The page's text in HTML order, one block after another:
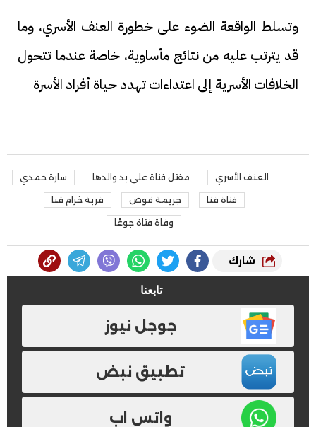
وتسلط الواقعة الضوء على خطورة العنف الأسري، وما
قد يترتب عليه من نتائج مأساوية، خاصة عندما تتحول
الخلافات الأسرية إلى اعتداءات تهدد حياة أفراد الأسرة
العنف الأسري مقتل فتاة على يد والدها سارة حمدي
فتاة قنا جريمة قوص قرية خزام قنا
وفاة فتاة جوعًا
شارك
تابعنا
جوجل نيوز
تطبيق نبض
واتس اب